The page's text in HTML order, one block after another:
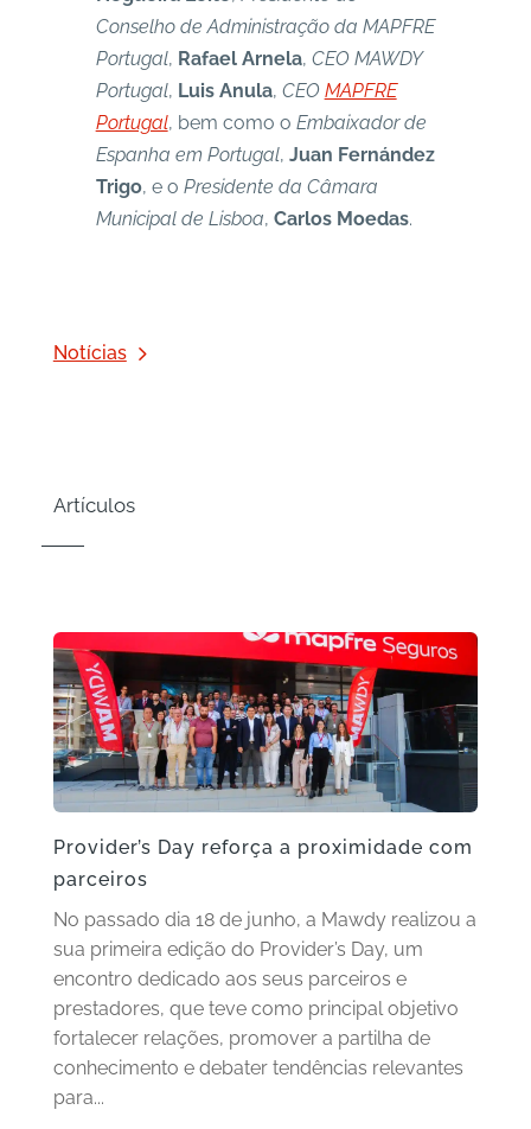
Notícias
Conselho de Administração da MAPFRE
Portugal, Rafael Arnela, CEO MAWDY
Portugal, Luis Anula, CEO MAPFRE
Portugal, bem como o Embaixador de
Espanha em Portugal, Juan Fernández
Trigo, e o Presidente da Câmara
Municipal de Lisboa, Carlos Moedas.
Artículos
Provider’s Day reforça a proximidade com
parceiros
No passado dia 18 de junho, a Mawdy realizou a
sua primeira edição do Provider’s Day, um
encontro dedicado aos seus parceiros e
prestadores, que teve como principal objetivo
fortalecer relações, promover a partilha de
conhecimento e debater tendências relevantes
para...